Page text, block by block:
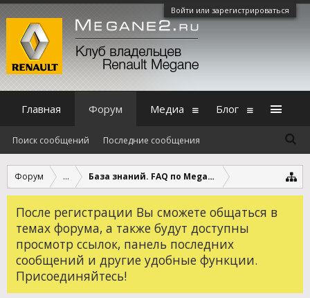
Войти или зарегистрироваться
Форум ... База знаний. FAQ по Megane, Scenic и Fluence.
После регистрации Вы сможете общаться в
темах форума, а также будут доступны
просмотр ссылок, панель последних
сообщений и другие удобные функции.
Присоединяйтесь!
Главная Форум
Поиск сообщений Последние сообщения
Медиа Блог